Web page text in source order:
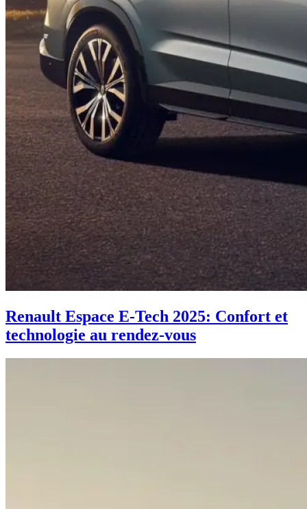
Renault Espace E-Tech 2025: Confort et
technologie au rendez-vous